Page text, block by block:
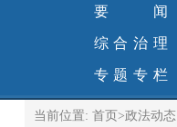
要 闻
综合治理
专题专栏
当前位置: 首页 >政法动态